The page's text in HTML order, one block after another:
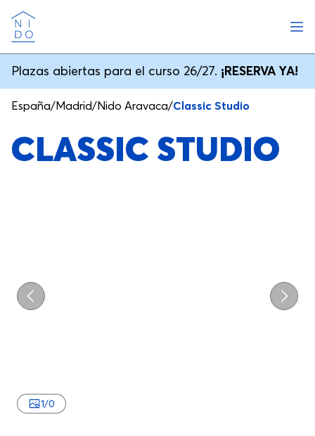
Nido
Plazas abiertas para el curso 26/27. ¡RESERVA YA!
España/Madrid/Nido Aravaca/Classic Studio
CLASSIC STUDIO
Previo
1/0